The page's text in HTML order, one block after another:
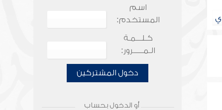
ي
اسم
المستخدم:
كـلـــمـة
الـمـــــرور:
دخول المشتركين
أو الدخول بحساب